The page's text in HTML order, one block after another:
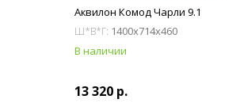
Аквилон Комод Чарли 9.1
Ш*В*Г: 1400x714x460
В наличии
13 320 р.